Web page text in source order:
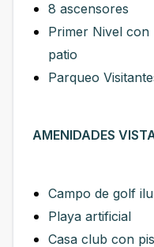
8 ascensores
Primer Nivel con
patio
Parqueo
AMENIDADES
Campo de golf
Playa artificial
Casa club con